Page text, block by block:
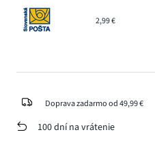
2,99 €
Doprava zadarmo od 49,99 €
100 dní na vrátenie